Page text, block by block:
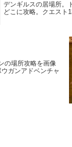
デンギルスの居場所。
どこに攻略。クエスト
の場所攻略を画像
ガンアドベンチャ